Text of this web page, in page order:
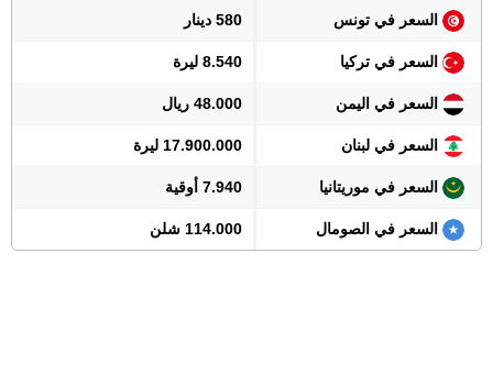
السعر في تونس 580 دينار
السعر في تركيا 8.540 ليرة
السعر في اليمن 48.000 ريال
السعر في لبنان 17.900.000 ليرة
السعر في موريتانيا 7.940 أوقية
السعر في الصومال 114.000 شلن